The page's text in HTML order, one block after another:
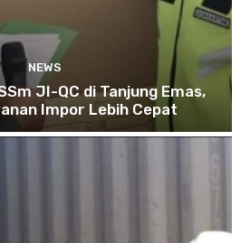
NEWS
JI-QC di Tanjung Emas,
Impor Lebih Cepat